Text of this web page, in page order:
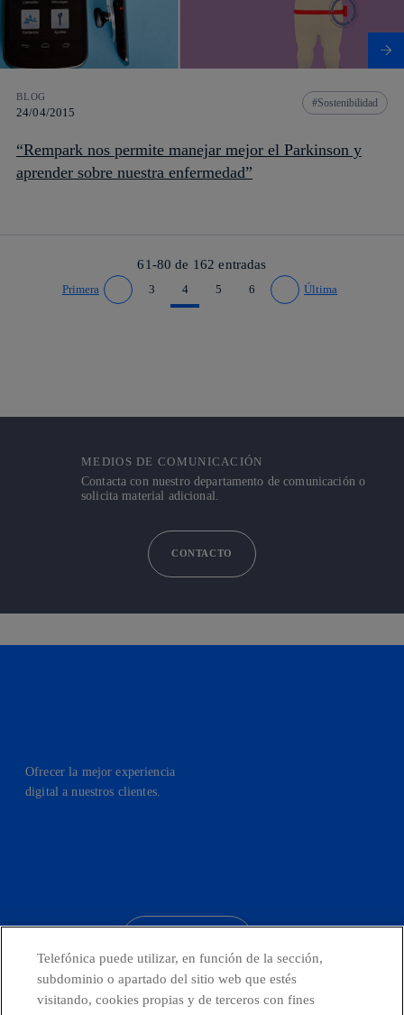
BLOG
24/04/2015
Sostenibilidad
“Rempark nos permite manejar mejor el Parkinson y
aprender sobre nuestra enfermedad”
61-80 de 162 entradas
Primera
Ir a página anterior
3 4 5 6
Ir a página siguiente
Última
MEDIOS DE COMUNICACIÓN
Contacta con nuestro departamento de comunicación o
solicita material adicional.
CONTACTO
Ofrecer la mejor experiencia
digital a nuestros clientes.
Telefónica puede utilizar, en función de la sección,
subdominio o apartado del sitio web que estés
visitando, cookies propias y de terceros con fines